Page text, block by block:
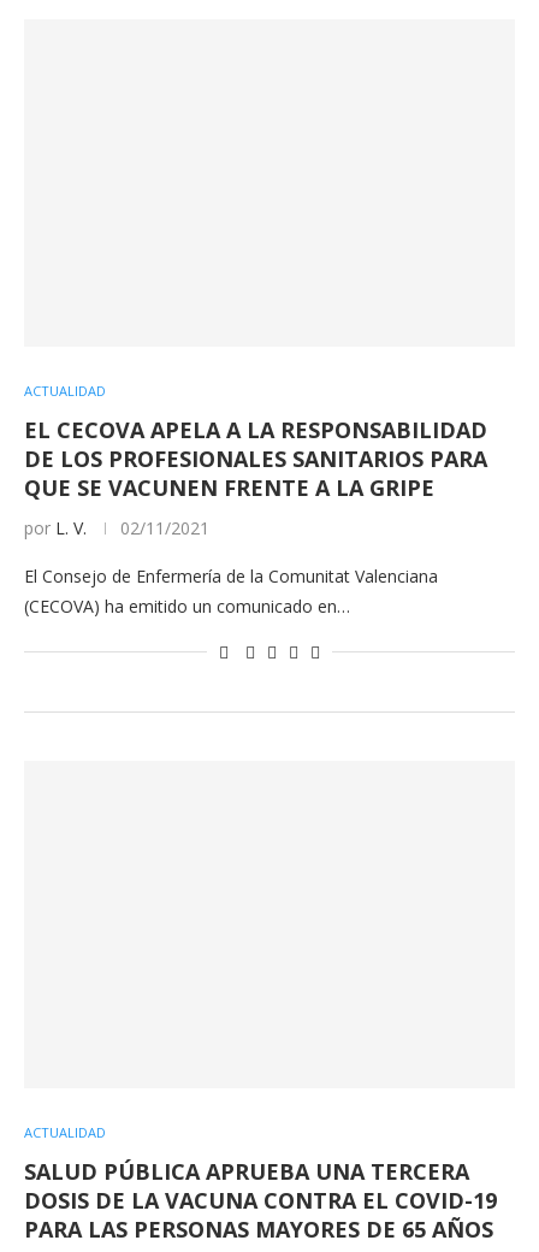
ACTUALIDAD
EL CECOVA APELA A LA RESPONSABILIDAD
DE LOS PROFESIONALES SANITARIOS PARA
QUE SE VACUNEN FRENTE A LA GRIPE
por L. V. 02/11/2021
El Consejo de Enfermería de la Comunitat Valenciana
(CECOVA) ha emitido un comunicado en…
ACTUALIDAD
SALUD PÚBLICA APRUEBA UNA TERCERA
DOSIS DE LA VACUNA CONTRA EL COVID-19
PARA LAS PERSONAS MAYORES DE 65 AÑOS